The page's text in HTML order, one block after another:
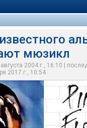
мюзикл
2004 г., 16:10 |
2017 г., 10:54